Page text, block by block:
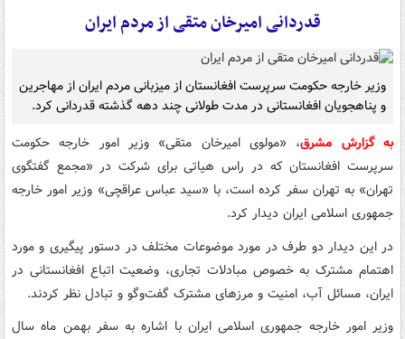
قدردانی امیرخان متقی از مردم ایران
وزیر خارجه حکومت سرپرست افغانستان از میزبانی مردم ایران از مهاجرین
و پناهجویان افغانستانی در مدت طولانی چند دهه گذشته قدردانی کرد.
به گزارش مشرق، «مولوی امیرخان متقی» وزیر امور خارجه حکومت
سرپرست افغانستان که در راس هیاتی برای شرکت در «مجمع گفتگوی
تهران» به تهران سفر کرده است، با «سید عباس عراقچی» وزیر امور خارجه
جمهوری اسلامی ایران دیدار کرد.
در این دیدار دو طرف در مورد موضوعات مختلف در دستور پیگیری و مورد
اهتمام مشترک به خصوص مبادلات تجاری، وضعیت اتباع افغانستانی در
ایران، مسائل آب، امنیت و مرزهای مشترک گفت‌وگو و تبادل نظر کردند.
وزیر امور خارجه جمهوری اسلامی ایران با اشاره به سفر بهمن ماه سال